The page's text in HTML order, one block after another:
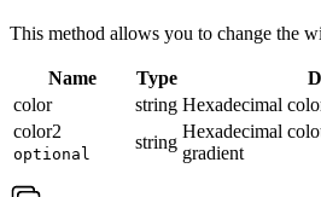
This method allows you to change the
Name Type
color
string Hexadecimal
color2
optional
string
Hexadecimal
gradient